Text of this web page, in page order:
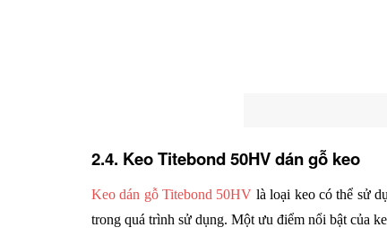
2.4. Keo Titebond 50HV dán gỗ keo
Keo dán gỗ Titebond 50HV là loại keo có thể sử
trong quá trình sử dụng. Một ưu điểm nổi bật của